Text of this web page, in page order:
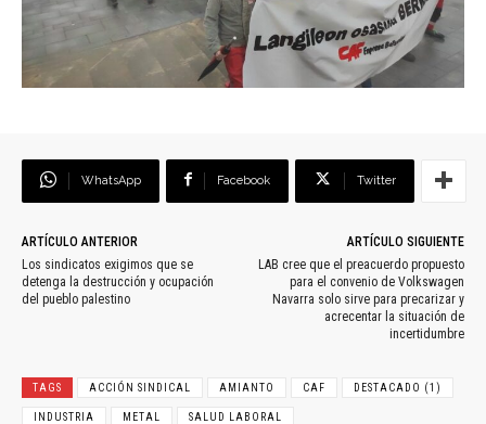
WhatsApp Facebook Twitter
ARTÍCULO ANTERIOR
Los sindicatos exigimos que se
detenga la destrucción y ocupación
del pueblo palestino
ARTÍCULO SIGUIENTE
LAB cree que el preacuerdo propuesto
para el convenio de Volkswagen
Navarra solo sirve para precarizar y
acrecentar la situación de
incertidumbre
TAGS ACCIÓN SINDICAL AMIANTO CAF DESTACADO (1)
INDUSTRIA METAL SALUD LABORAL